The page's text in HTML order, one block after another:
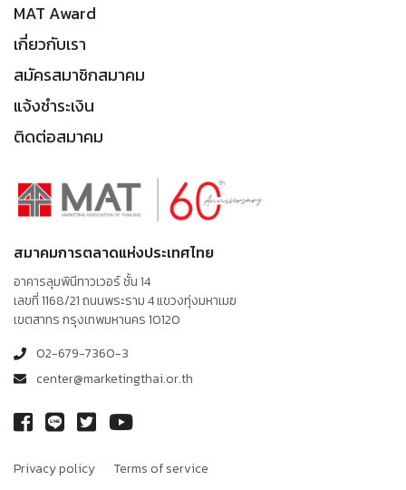
MAT Award
เกี่ยวกับเรา
สมัครสมาชิกสมาคม
แจ้งชำระเงิน
ติดต่อสมาคม
สมาคมการตลาดแห่งประเทศไทย
อาคารลุมพินีทาวเวอร์ ชั้น 14
เลขที่ 1168/21 ถนนพระราม 4 แขวงทุ่งมหาเมฆ
เขตสาทร กรุงเทพมหานคร 10120
02-679-7360-3
center@marketingthai.or.th
Privacy policy Terms of service